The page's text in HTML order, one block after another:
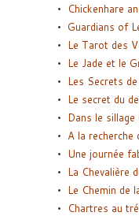
Chickenhare
Guardians of
Le Tarot des
Le Jade et le
Les Secrets de
Le secret du
Dans le sillage
A la recherche
Une journée
La Chevalière
Le Chemin de
Chartres au